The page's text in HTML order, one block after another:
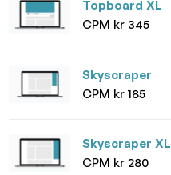
Topboard XL
CPM kr 345
Skyscraper
CPM kr 185
Skyscraper XL
CPM kr 280